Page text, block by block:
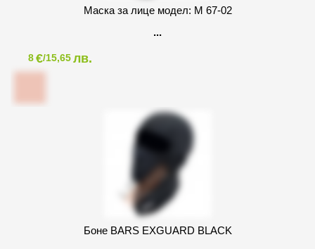
Маска за лице модел: M 67-02
8€/15,65лв.
Боне BARS EXGUARD BLACK